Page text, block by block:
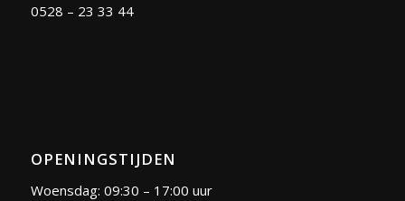
0528 – 23 33 44
OPENINGSTIJDEN
Woensdag: 09:30 – 17:00 uur